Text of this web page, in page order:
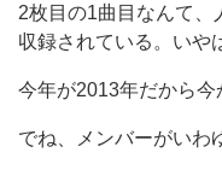
2枚目の1曲目なんて、
収録されている。いや
今年が2013年だから今
でね、メンバーがいわ